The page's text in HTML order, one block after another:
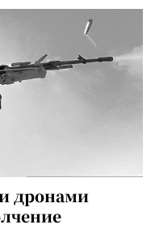
дронами